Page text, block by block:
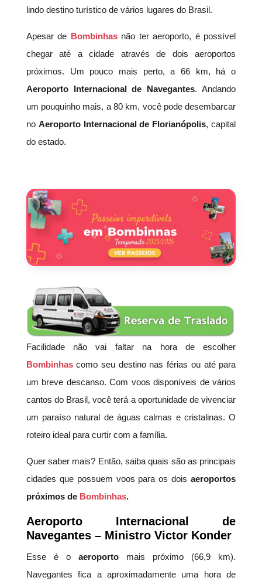
lindo destino turístico de vários lugares do Brasil.
Apesar de Bombinhasnão ter aeroporto, é possível
chegar até a cidade através de dois aeroportos
próximos. Um pouco mais perto, a 66 km, há o
Aeroporto Internacional de Navegantes. Andando
um pouquinho mais, a 80 km, você pode desembarcar
no Aeroporto Internacional de Florianópolis, capital
do estado.
Facilidade não vai faltar na hora de escolher
Bombinhascomo seu destino nas férias ou até para
um breve descanso. Com voos disponíveis de vários
cantos do Brasil, você terá a oportunidade de vivenciar
um paraíso natural de águas calmas e cristalinas. O
roteiro ideal para curtir com a família.
Quer saber mais? Então, saiba quais são as principais
cidades que possuem voos para os doisaeroportos
próximos de Bombinhas.
Aeroporto Internacional de
Navegantes – Ministro Victor Konder
Esse é o aeroportomais próximo (66,9 km).
Navegantes fica a aproximadamente uma hora de